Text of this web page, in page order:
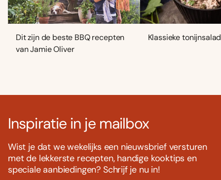
Dit zijn de beste BBQ recepten
van Jamie Oliver
Klassieke
Inspiratie in je mailbox
Wist je dat we wekelijks een nieuwsbrief versturen
met de lekkerste recepten, handige kooktips en
speciale aanbiedingen? Schrijf je nu in!